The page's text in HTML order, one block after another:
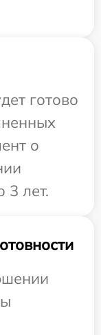
готово
о
3 лет.